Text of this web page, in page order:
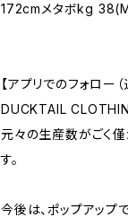
172cmメタボkg
【アプリでのフォロー
DUCKTAIL
元々の生産数がごく
す。
今後は、ポップアッ